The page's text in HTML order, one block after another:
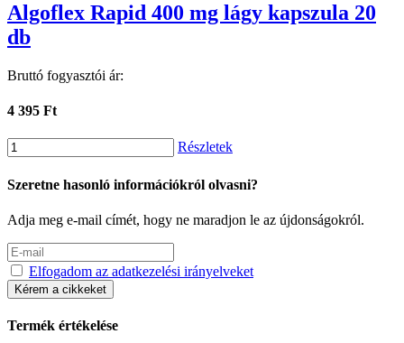
Algoflex Rapid 400 mg lágy kapszula 20
db
Bruttó fogyasztói ár:
4 395 Ft
Részletek
Szeretne hasonló információkról olvasni?
Adja meg e-mail címét, hogy ne maradjon le az újdonságokról.
Elfogadom az adatkezelési irányelveket
Kérem a cikkeket
Termék értékelése